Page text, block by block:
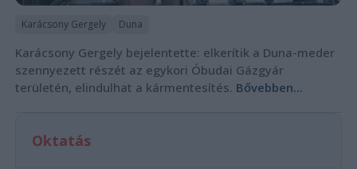
Karácsony Gergely Duna
Karácsony Gergely bejelentette: elkerítik a Duna-meder
szennyezett részét az egykori Óbudai Gázgyár
területén, elindulhat a kármentesítés. Bővebben...
Oktatás